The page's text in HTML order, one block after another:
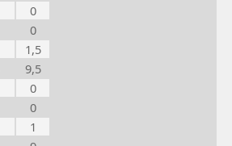
0
0
1,5
9,5
0
0
1